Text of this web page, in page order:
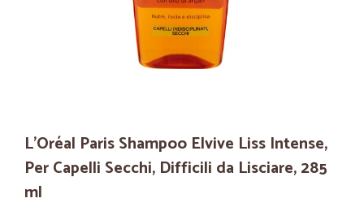
L'Oréal Paris Shampoo Elvive Liss Intense,
Per Capelli Secchi, Difficili da Lisciare, 285
ml